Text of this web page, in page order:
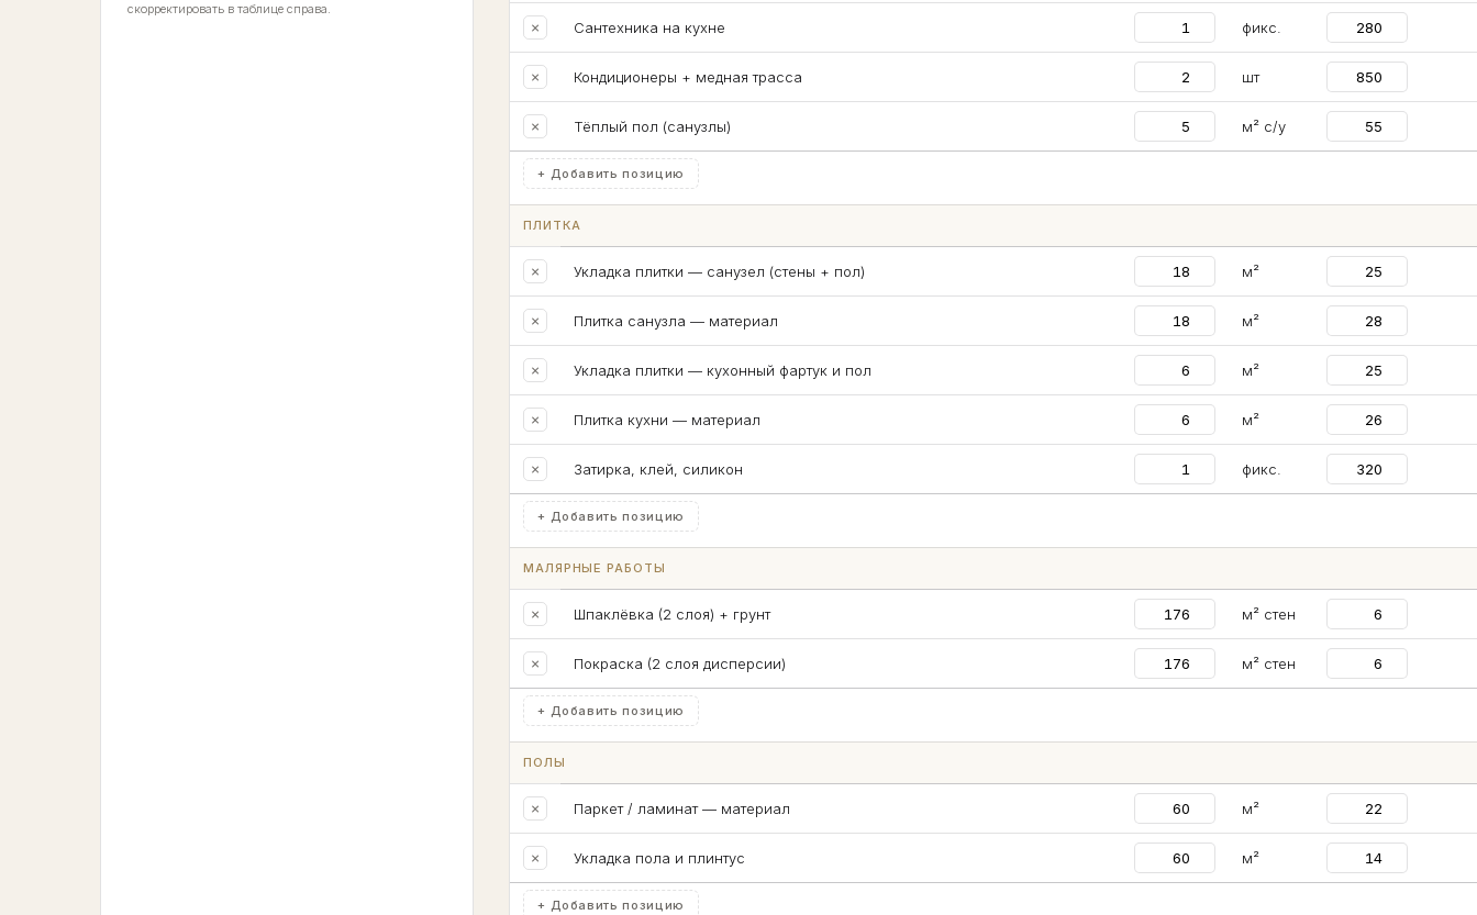
скорректировать в таблице справа.
× Сантехника на кухне фикс.
× Кондиционеры + медная трасса шт
× Тёплый пол (санузлы) м² с/у
+ Добавить позицию
ПЛИТКА
× Укладка плитки — санузел (стены + пол) м²
× Плитка санузла — материал м²
× Укладка плитки — кухонный фартук и пол м²
× Плитка кухни — материал м²
× Затирка, клей, силикон фикс.
+ Добавить позицию
МАЛЯРНЫЕ РАБОТЫ
× Шпаклёвка (2 слоя) + грунт м² стен
× Покраска (2 слоя дисперсии) м² стен
+ Добавить позицию
ПОЛЫ
× Паркет / ламинат — материал м²
× Укладка пола и плинтус м²
+ Добавить позицию